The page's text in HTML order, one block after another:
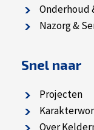
Onderhoud
Nazorg &
Snel naar
Projecten
Over